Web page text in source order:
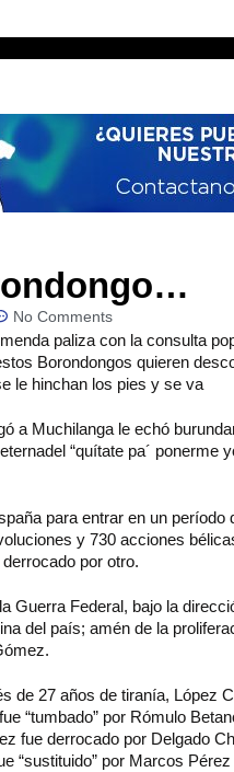
No Comments
paliza con la consulta
Borondongos quieren
le hinchan los pies y se va
a Muchilanga le echó
“quítate pa´ ponerme
para entrar en un
y 730 acciones
por otro.
Guerra Federal, bajo la
del país; amén de la
de 27 años de tiranía, López
“tumbado” por Rómulo
fue derrocado por Delgado
“sustituido” por Marcos